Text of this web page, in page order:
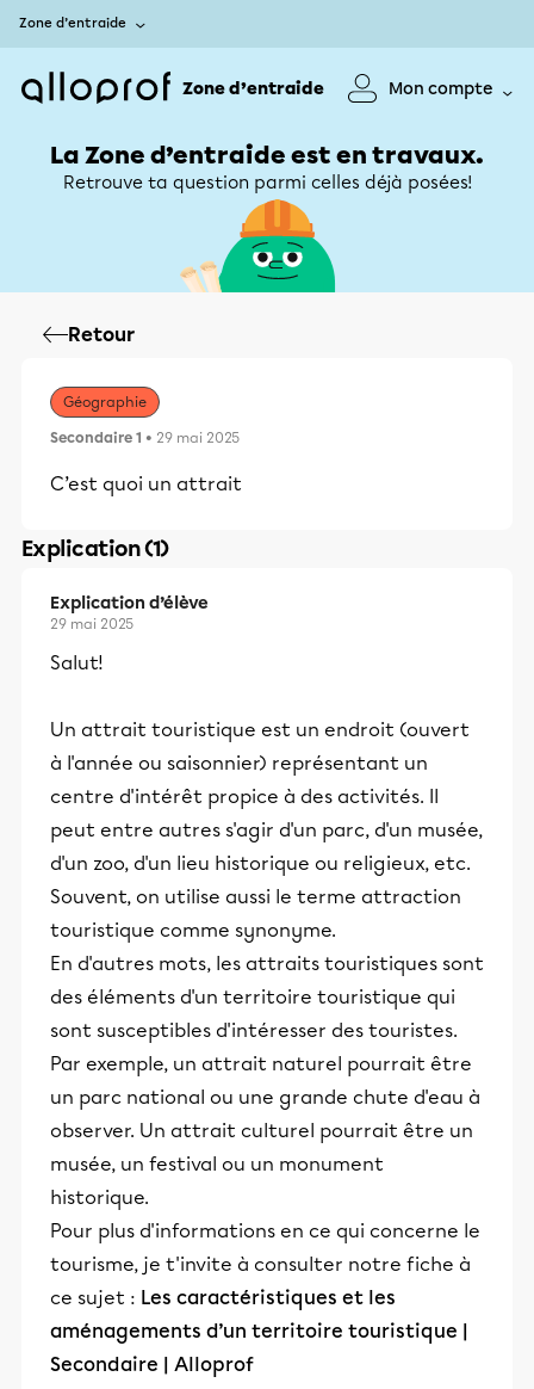
Zone d’entraide
Zone d’entraide Mon compte
La Zone d’entraide est en travaux.
Retrouve ta question parmi celles déjà posées!
Retour
Géographie
Secondaire 1 • 29 mai 2025
C’est quoi un attrait
Explication (1)
Explication d’élève
29 mai 2025
Salut!
Un attrait touristique est un endroit (ouvert
à l'année ou saisonnier) représentant un
centre d'intérêt propice à des activités. Il
peut entre autres s'agir d'un parc, d'un musée,
d'un zoo, d'un lieu historique ou religieux, etc.
Souvent, on utilise aussi le terme attraction
touristique comme synonyme.
En d'autres mots, les attraits touristiques sont
des éléments d'un territoire touristique qui
sont susceptibles d'intéresser des touristes.
Par exemple, un attrait naturel pourrait être
un parc national ou une grande chute d'eau à
observer. Un attrait culturel pourrait être un
musée, un festival ou un monument
historique.
Pour plus d'informations en ce qui concerne le
tourisme, je t'invite à consulter notre fiche à
ce sujet : Les caractéristiques et les
aménagements d’un territoire touristique |
Secondaire | Alloprof